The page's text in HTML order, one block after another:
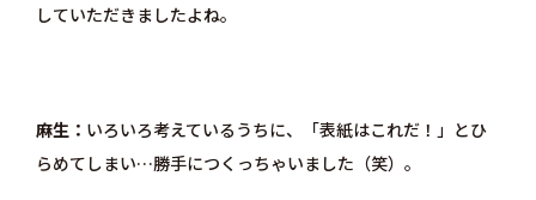
していただきましたよね。
麻生
いろいろ考えているうちに、「表紙はこれだ！」とひ
らめてしまい…勝手につくっちゃいました（笑）。